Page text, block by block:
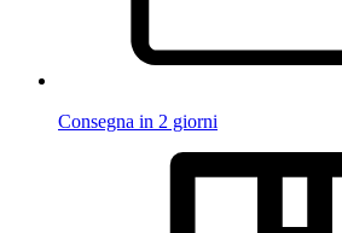
Consegna in 2 giorni